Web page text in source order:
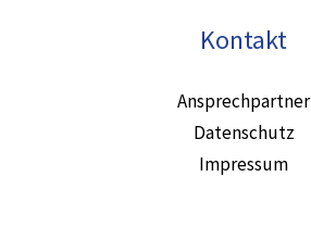
Kontakt
Ansprechpartner
Datenschutz
Impressum